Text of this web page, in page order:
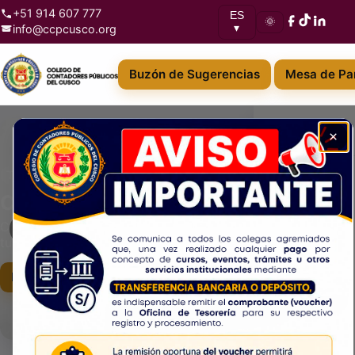
+51 914 607 777
info@ccpcusco.org
ES
▾
🌞
Buzón de Sugerencias Mesa de
Menú
Institución
Servicios
Educación
Trámites
Noticias
Convenios
×
Bolsa Laboral
Publica y encuentra servicios
profesionales
Contadores colegiados pueden ofrecer sus
servicios y conectar con oportunidades.
Ver listado